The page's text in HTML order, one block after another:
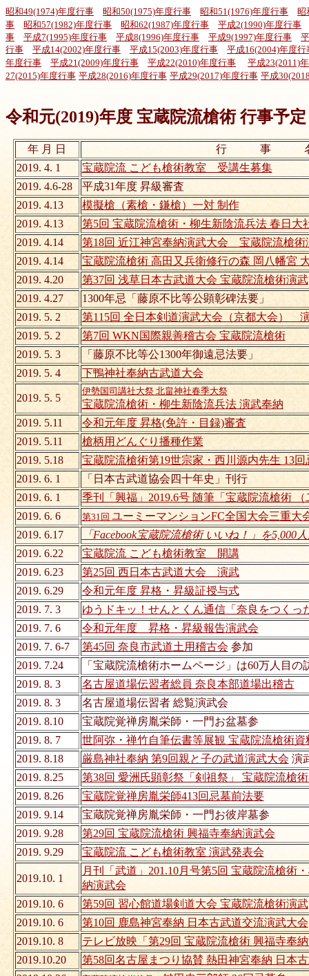
昭和49(1974)年度行事 昭和50(1975)年度行事 昭和51(1976)年度行事
昭
事
昭和57(1982)年度行事 昭和62(1987)年度行事
平成2(1990)年度行事
事
平成7(1995)年度行事 平成8(1996)年度行事 平成9(1997)年度行事
行事
平成14(2002)年度行事 平成15(2003)年度行事
平成16(2004)年度行
年度行事
平成21(2009)年度行事 平成22(2010)年度行事
平成23(2011)
27(2015)年度行事 平成28(2016)年度行事 平成29(2017)年度行事 平成
令和元(2019)年度 宝蔵院流槍術 行事予
年 月 日
行 事
2019. 4. 1
宝蔵院流 こども槍術教室 受講生募集
2019. 4.6-28
平成31年度 昇級審査
2019. 4.13
模擬槍（素槍・鎌槍）一対 制作
2019. 4.13
第5回 宝蔵院流槍術・柳生新陰流兵法 春日大
2019. 4.14
第18回 近江神宮奉納演武大会 宝蔵院流槍術
2019. 4.14
宝蔵院流槍術 高田又兵衛修行の森 岡八幡宮
2019. 4.20
第37回 浅草日本古武道大会 宝蔵院流槍術演武
2019. 4.27
1300年忌「藤原不比等公顕彰碑法要」
2019. 5. 2
第115回 全日本剣道演武大会（京都大会）
2019. 5. 2
第7回 WKN国際親善稽古会 宝蔵院流槍術
2019. 5. 3
「藤原不比等公1300年御遠忌法要」
2019. 5. 4
下鴨神社奉納古武道大会
2019. 5. 5
伊勢国司講社大祭 北畠神社春季大祭
宝蔵院流槍術・柳生新陰流兵法 演武奉納
2019. 5.11
令和元年度 昇格(免許・目録)審査
2019. 5.11
槍柄用どんぐり播種作業
2019. 5.18
宝蔵院流槍術第19世宗家・西川源内先生 13回
2019. 6. 1
「日本古武道協会四十年史」刊行
2019. 6. 1
季刊「興福」2019.6号 随筆「宝蔵院流槍術
2019. 6. 6
第31回ユーミーマンションFC全国大会三重大
2019. 6.17
「Facebook宝蔵院流槍術 いいね！」を5,000
2019. 6.22
宝蔵院流 こども槍術教室 開講
2019. 6.23
第25回 西日本古武道大会 演武
2019. 6.29
令和元年度 昇格・昇級証授与式
2019. 7. 3
ゆうドキッ！せんとくん通信「奈良をつく
2019. 7. 6
令和元年度 昇格・昇級報告演武会
2019. 7. 6-7
第45回 奈良市武道土用稽古会 参加
2019. 7.24
「宝蔵院流槍術ホームページ」は60万人目
2019. 8. 3
名古屋道場伝習者総員 奈良本部道場出稽古
2019. 8. 3
名古屋道場伝習者 総覧演武会
2019. 8.10
宝蔵院覚禅房胤栄師・一門お盆墓参
2019. 8. 7
世阿弥・禅竹自筆伝書等展観 宝蔵院流槍術資
2019. 8.18
厳島神社奉納 第9回親と子の武道演武大会 演
2019. 8.25
第38回 愛洲氏顕彰祭「剣祖祭」 宝蔵院流槍
2019. 8.26
宝蔵院覚禅房胤栄師413回忌墓前法要
2019. 9.14
宝蔵院覚禅房胤栄師・一門お彼岸墓参
2019. 9.28
第29回 宝蔵院流槍術 興福寺奉納演武会
2019. 9.29
宝蔵院流 こども槍術教室 演武発表会
2019.10. 1
月刊「武道」201.10月号第5回 宝蔵院流槍術
納演武会
2019.10. 6
第59回 習心館道場剣道大会 宝蔵院流槍術演武
2019.10. 6
第10回 鹿島神宮奉納 日本古武道交流演武大会
2019.10. 8
テレビ放映「第29回 宝蔵院流槍術 興福寺奉
2019.10.20
第58回名古屋まつり協賛 熱田神宮奉納 日本